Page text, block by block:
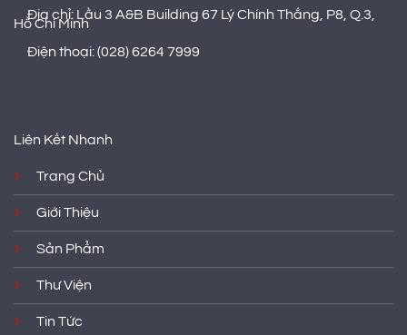
Địa chỉ: Lầu 3 A&B Building 67 Lý Chính Thắng, P8, Q.3,
Hồ Chí Minh
Điện thoại: (028) 6264 7999
Liên Kết Nhanh
Trang Chủ
Giới Thiệu
Sản Phẩm
Thư Viện
Tin Tức